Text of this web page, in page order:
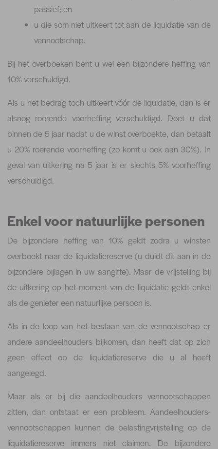
passief; en
u die som niet uitkeert tot aan de liquidatie van de
vennootschap.
Bij het overboeken bent u wel een bijzondere heffing van
10% verschuldigd.
Als u het bedrag toch uitkeert vóór de liquidatie, dan is er
alsnog roerende voorheffing verschuldigd. Doet u dat
binnen de 5 jaar nadat u de winst overboekte, dan betaalt
u 20% roerende voorheffing (zo komt u ook aan 30%). In
geval van uitkering na 5 jaar is er slechts 5% voorheffing
verschuldigd.
Enkel voor natuurlijke personen
De bijzondere heffing van 10% geldt zodra u winsten
overboekt naar de liquidatiereserve (u duidt dit aan in de
bijzondere bijlagen in uw aangifte). Maar de vrijstelling bij
de uitkering op het moment van de liquidatie geldt enkel
als de genieter een natuurlijke persoon is.
Als in de loop van het bestaan van de vennootschap er
andere aandeelhouders bijkomen, dan heeft dat op zich
geen effect op de liquidatiereserve die u al heeft
aangelegd.
Maar als er bij die aandeelhouders vennootschappen
zitten, dan ontstaat er een probleem. Aandeelhouders-
vennootschappen kunnen de belastingvrijstelling op de
liquidatiereserve immers niet claimen. De bijzondere